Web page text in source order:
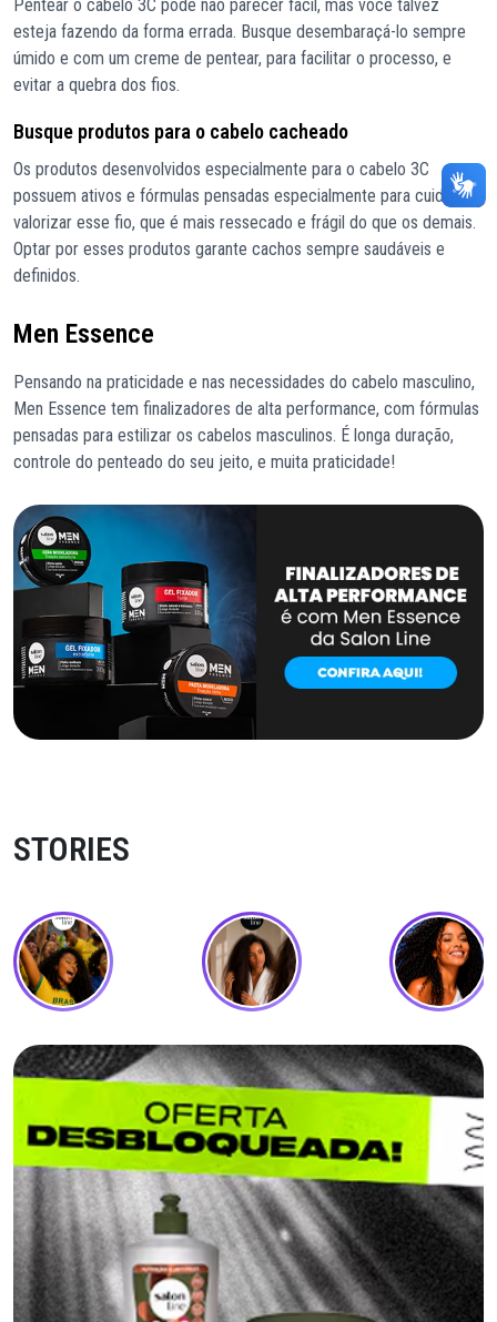
Pentear o cabelo 3C pode não parecer fácil, mas você talvez
esteja fazendo da forma errada. Busque desembaraçá-lo sempre
úmido e com um creme de pentear, para facilitar o processo, e
evitar a quebra dos fios.
Busque produtos para o cabelo cacheado
Os produtos desenvolvidos especialmente para o cabelo 3C
possuem ativos e fórmulas pensadas especialmente para cuidar e
valorizar esse fio, que é mais ressecado e frágil do que os demais.
Optar por esses produtos garante cachos sempre saudáveis e
definidos.
Men Essence
Pensando na praticidade e nas necessidades do cabelo masculino,
Men Essence tem finalizadores de alta performance, com fórmulas
pensadas para estilizar os cabelos masculinos. É longa duração,
controle do penteado do seu jeito, e muita praticidade!
STORIES